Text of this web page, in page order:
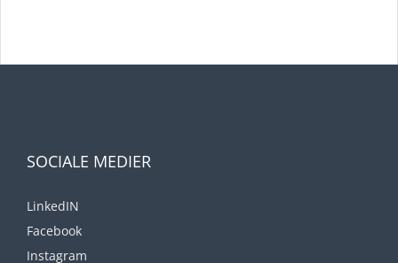
SOCIALE MEDIER
LinkedIN
Facebook
Instagram